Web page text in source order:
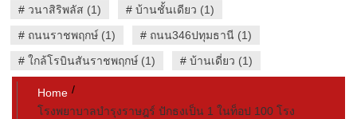
# วนาสิริพลัส (1) # บ้านชั้นเดียว (1)
# ถนนราชพฤกษ์ (1) # ถนน346ปทุมธานี (1)
# ใกล้โรบินสันราชพฤกษ์ (1) # บ้านเดี่ยว (1)
Home
โรงพยาบาลบำรุงราษฎร์ ปักธงเป็น 1 ในท็อป 100 โรง